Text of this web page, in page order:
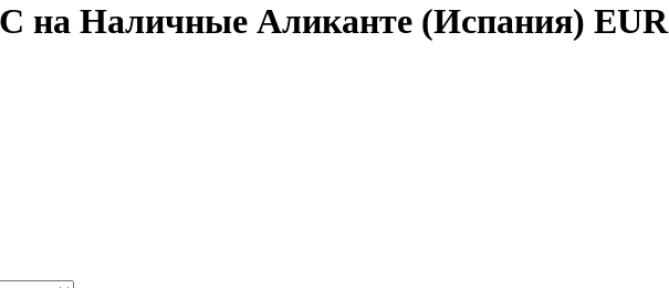
на Наличные Аликанте (Испания) EUR